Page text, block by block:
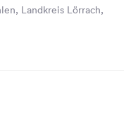
Landkreis Lörrach,